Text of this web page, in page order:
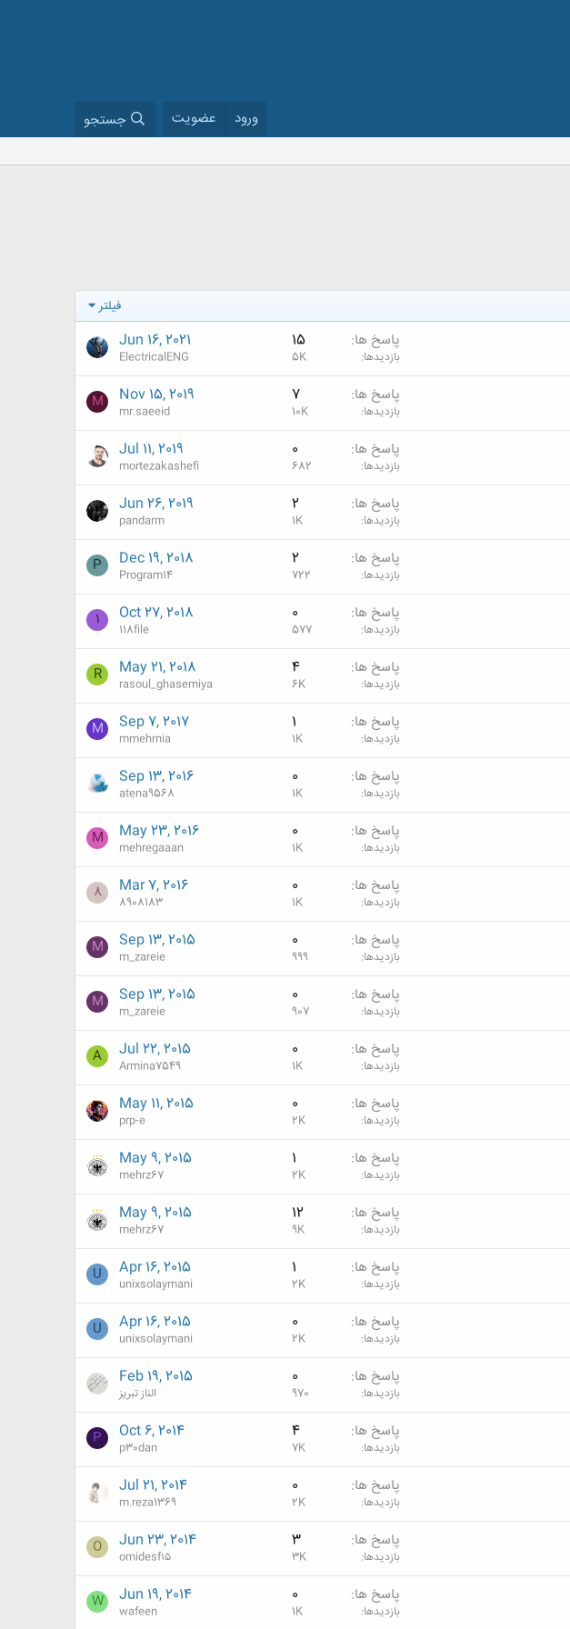
ورود عضویت جستجو
فیلتر
پاسخ ها 15
بازدیدها 5K
Jun 16, 2021
ElectricalENG
پاسخ ها 7
بازدیدها 10K
Nov 15, 2019
mr.saeeid
M
پاسخ ها 0
بازدیدها 682
Jul 11, 2019
mortezakashefi
پاسخ ها 2
بازدیدها 1K
Jun 26, 2019
pandarm
پاسخ ها 2
بازدیدها 722
Dec 19, 2018
Program14
P
پاسخ ها 0
بازدیدها 577
Oct 27, 2018
118file
1
پاسخ ها 4
بازدیدها 6K
May 21, 2018
rasoul_ghasemiya
R
پاسخ ها 1
بازدیدها 1K
Sep 7, 2017
mmehrnia
M
پاسخ ها 0
بازدیدها 1K
Sep 13, 2016
atena9568
پاسخ ها 0
بازدیدها 1K
May 23, 2016
mehregaaan
M
پاسخ ها 0
بازدیدها 1K
Mar 7, 2016
8908183
8
پاسخ ها 0
بازدیدها 999
Sep 13, 2015
m_zareie
M
پاسخ ها 0
بازدیدها 907
Sep 13, 2015
m_zareie
M
پاسخ ها 0
بازدیدها 1K
Jul 22, 2015
Armina7549
A
پاسخ ها 0
بازدیدها 2K
May 11, 2015
prp-e
پاسخ ها 1
بازدیدها 2K
May 9, 2015
mehrz67
پاسخ ها 12
بازدیدها 9K
May 9, 2015
mehrz67
پاسخ ها 1
بازدیدها 2K
Apr 16, 2015
unixsolaymani
U
پاسخ ها 0
بازدیدها 2K
Apr 16, 2015
unixsolaymani
U
پاسخ ها 0
بازدیدها 970
Feb 19, 2015
الناز تبریز
پاسخ ها 4
بازدیدها 7K
Oct 6, 2014
p30dan
P
پاسخ ها 0
بازدیدها 2K
Jul 21, 2014
m.reza1369
پاسخ ها 3
بازدیدها 3K
Jun 23, 2014
omidesf۱۵ O
پاسخ ها 0
بازدیدها 1K
Jun 19, 2014
wafeen
W